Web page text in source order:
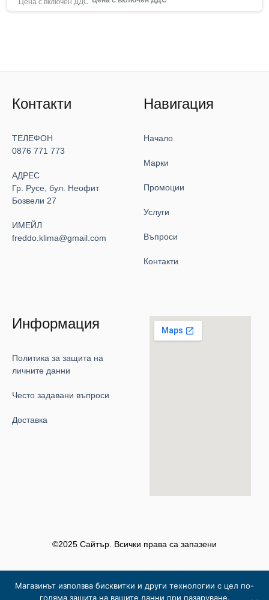
Контакти
ТЕЛЕФОН
0876 771 773
АДРЕС
Гр. Русе, бул. Неофит
Бозвели 27
ИМЕЙЛ
freddo.klima@gmail.com
Навигация
Начало
Марки
Промоции
Услуги
Въпроси
Контакти
Информация
Политика за защита на
личните данни
Често задавани въпроси
Доставка
©2025 Сайтър. Всички права са запазени
Магазинът използва бисквитки и други технологии с цел по-
голяма защита на вашите данни при пазаруване.